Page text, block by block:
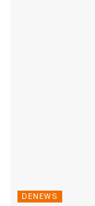
DENEWS